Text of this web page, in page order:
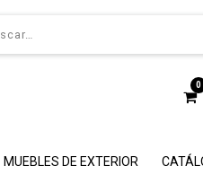
0
MUEBLES DE EXTERIOR